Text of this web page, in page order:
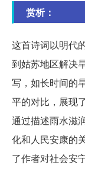
赏析：
这首诗词以明代
到姑苏地区解决
写，如长时间的
平的对比，展现
通过描述雨水滋
化和人民安康的
了作者对社会安